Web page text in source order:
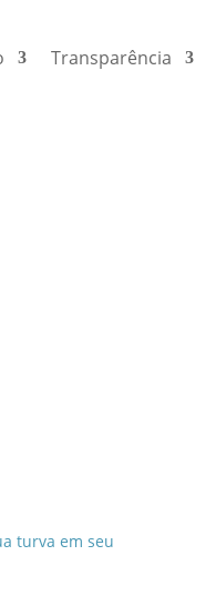
Transparência
turva em seu